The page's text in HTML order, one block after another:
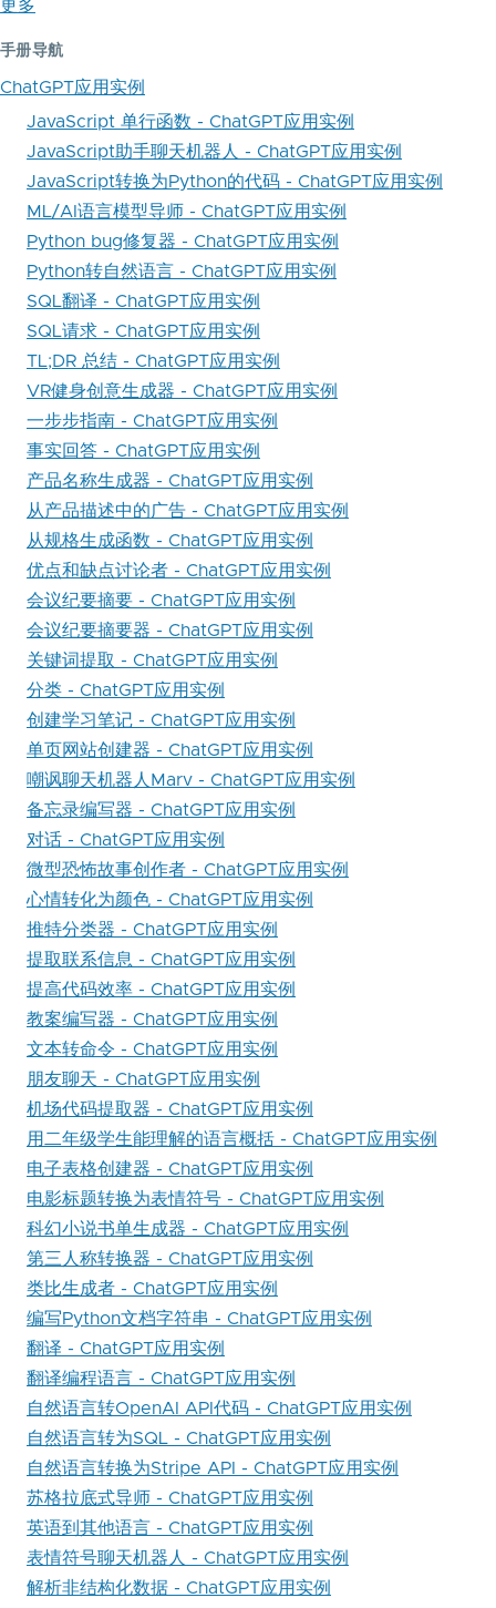
更多
手册导航
ChatGPT应用实例
JavaScript 单行函数 - ChatGPT应用实例
JavaScript助手聊天机器人 - ChatGPT应用实例
JavaScript转换为Python的代码 - ChatGPT应用实例
ML/AI语言模型导师 - ChatGPT应用实例
Python bug修复器 - ChatGPT应用实例
Python转自然语言 - ChatGPT应用实例
SQL翻译 - ChatGPT应用实例
SQL请求 - ChatGPT应用实例
TL;DR 总结 - ChatGPT应用实例
VR健身创意生成器 - ChatGPT应用实例
一步步指南 - ChatGPT应用实例
事实回答 - ChatGPT应用实例
产品名称生成器 - ChatGPT应用实例
从产品描述中的广告 - ChatGPT应用实例
从规格生成函数 - ChatGPT应用实例
优点和缺点讨论者 - ChatGPT应用实例
会议纪要摘要 - ChatGPT应用实例
会议纪要摘要器 - ChatGPT应用实例
关键词提取 - ChatGPT应用实例
分类 - ChatGPT应用实例
创建学习笔记 - ChatGPT应用实例
单页网站创建器 - ChatGPT应用实例
嘲讽聊天机器人Marv - ChatGPT应用实例
备忘录编写器 - ChatGPT应用实例
对话 - ChatGPT应用实例
微型恐怖故事创作者 - ChatGPT应用实例
心情转化为颜色 - ChatGPT应用实例
推特分类器 - ChatGPT应用实例
提取联系信息 - ChatGPT应用实例
提高代码效率 - ChatGPT应用实例
教案编写器 - ChatGPT应用实例
文本转命令 - ChatGPT应用实例
朋友聊天 - ChatGPT应用实例
机场代码提取器 - ChatGPT应用实例
用二年级学生能理解的语言概括 - ChatGPT应用实例
电子表格创建器 - ChatGPT应用实例
电影标题转换为表情符号 - ChatGPT应用实例
科幻小说书单生成器 - ChatGPT应用实例
第三人称转换器 - ChatGPT应用实例
类比生成者 - ChatGPT应用实例
编写Python文档字符串 - ChatGPT应用实例
翻译 - ChatGPT应用实例
翻译编程语言 - ChatGPT应用实例
自然语言转OpenAI API代码 - ChatGPT应用实例
自然语言转为SQL - ChatGPT应用实例
自然语言转换为Stripe API - ChatGPT应用实例
苏格拉底式导师 - ChatGPT应用实例
英语到其他语言 - ChatGPT应用实例
表情符号聊天机器人 - ChatGPT应用实例
解析非结构化数据 - ChatGPT应用实例